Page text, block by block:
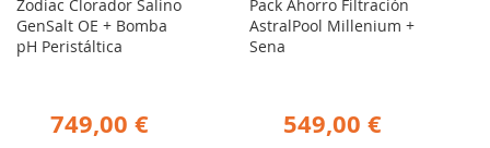
Zodiac Clorador Salino
GenSalt OE + Bomba
pH Peristáltica
749,00 €
Pack Ahorro Filtración
AstralPool Millenium +
Sena
549,00 €